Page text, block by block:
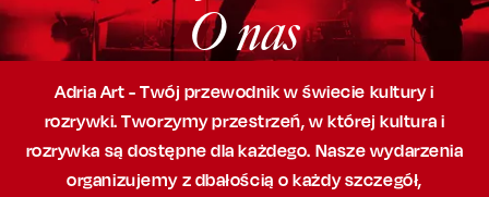
O nas
Adria Art - Twój przewodnik w świecie kultury i
rozrywki. Tworzymy przestrzeń,w której kultura i
rozrywka są dostępne dla każdego. Nasze wydarzenia
organizujemy z dbałością o każdy szczegół,